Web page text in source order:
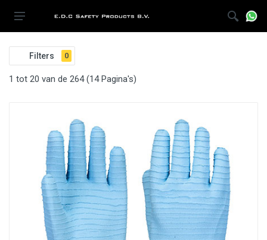
Filters 0
1 tot 20 van de 264 (14 Pagina's)